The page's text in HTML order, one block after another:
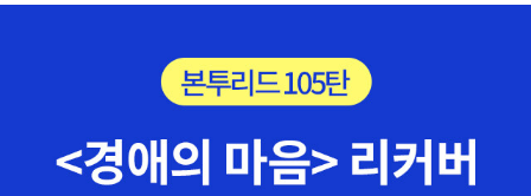
있던 유년기 정서를흔들어 깨울 듯하다.^^이용포 작가의 청소년을 위
한 책, 뚜깐뎐 외에도 줄줄이~~이용포 작가의 어린이를 위한 책그리
궁금해 하셔서 중학생이 된 민경이를 살짝 숨겨 놓는다.^^>> 접힌 부